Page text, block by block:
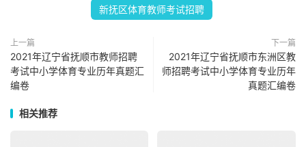
新抚区体育教师考试招聘
上一篇
2021年辽宁省抚顺市教师招聘
考试中小学体育专业历年真题汇
编卷
下一篇
2021年辽宁省抚顺市东洲区教
师招聘考试中小学体育专业历年
真题汇编卷
相关推荐